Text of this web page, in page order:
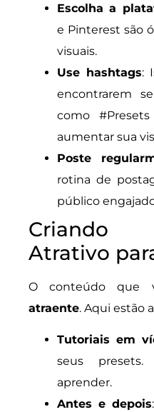
Escolha a
e Pinterest são
visuais.
Use hashtags:
encontrarem
como
aumentar sua
Poste
rotina de
público
Criando
Atrativo
O conteúdo que
atraente. Aqui estão
Tutoriais em
seus presets.
aprender.
Antes e depois